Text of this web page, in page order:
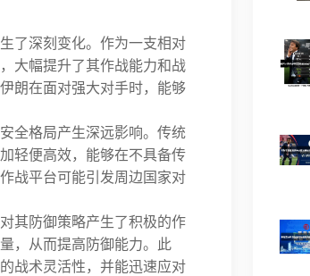
了深刻变化。作为一支相对
大幅提升了其作战能力和战
朗在面对强大对手时，能够
全格局产生深远影响。传统
轻便高效，能够在不具备传
战平台可能引发周边国家对
其防御策略产生了积极的作
，从而提高防御能力。此
战术灵活性，并能迅速应对